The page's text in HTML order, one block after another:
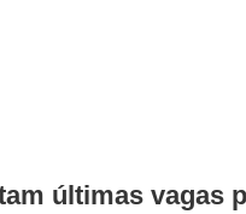
últimas vagas